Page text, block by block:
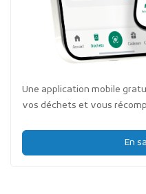
Une application mobile
vos déchets et vous
En